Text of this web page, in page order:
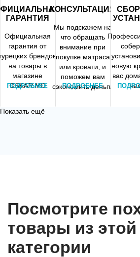
ГАРАНТИЯ
Официальная
гарантия от
брендов
на товары в
магазине
OSKAR.MD
ПОДРОБНЕЕ
КОНСУЛЬТАЦИЯ
Мы подскажем на
что обращать
внимание при
покупке матраса
или кровати, и
поможем вам
сэкономить деньги
ПОДРОБНЕЕ
новую
вас
Показать ещё
Посмотрите
товары из этой
категории